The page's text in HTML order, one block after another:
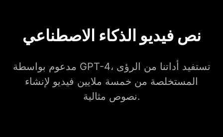
نص فيديو الذكاء الاصطناعي
مدعوم بواسطة GPT-4، تستفيد أداتنا من الرؤى
المستخلصة من خمسة ملايين فيديو لإنشاء
نصوص مثالية.